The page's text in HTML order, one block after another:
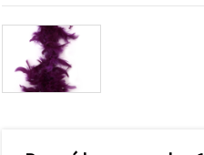
relevantnejší
reklamu, aj
s pomocou
našich
partnerov
pre